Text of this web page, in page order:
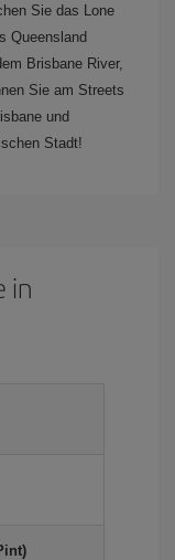
Sie das Lone
Queensland
Brisbane River,
Sie am Streets
und
Stadt!
in